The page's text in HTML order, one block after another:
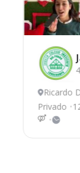
Ricardo
Privado